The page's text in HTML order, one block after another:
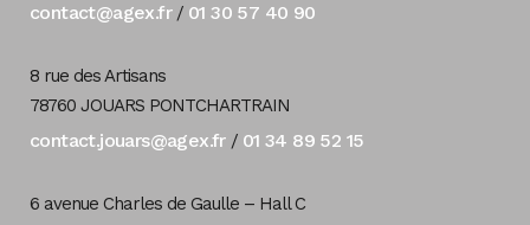
contact@agex.fr/ 01 30 57 40 90
8 rue des Artisans
78760 JOUARS PONTCHARTRAIN
contact.jouars@agex.fr/ 01 34 89 52 15
6 avenue Charles de Gaulle – Hall C